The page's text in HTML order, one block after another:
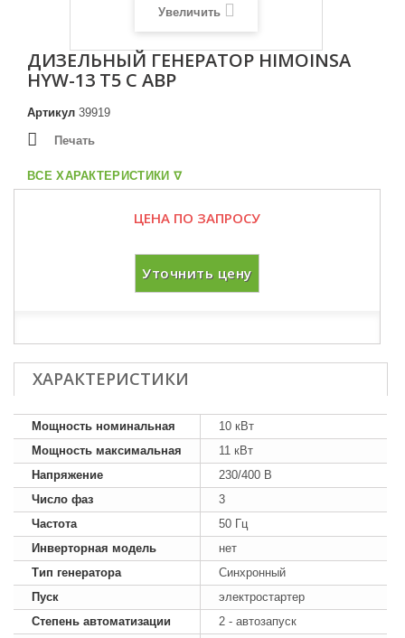
Увеличить
ДИЗЕЛЬНЫЙ ГЕНЕРАТОР HIMOINSA
HYW-13 T5 С АВР
Артикул 39919
Печать
ВСЕ ХАРАКТЕРИСТИКИ ᐁ
ЦЕНА ПО ЗАПРОСУ
Уточнить цену
ХАРАКТЕРИСТИКИ
Мощность номинальная
10 кВт
Мощность максимальная
11 кВт
Напряжение
230/400 В
Число фаз
3
Частота
50 Гц
Инверторная модель
нет
Тип генератора
Синхронный
Пуск
электростартер
Степень автоматизации
2 - автозапуск